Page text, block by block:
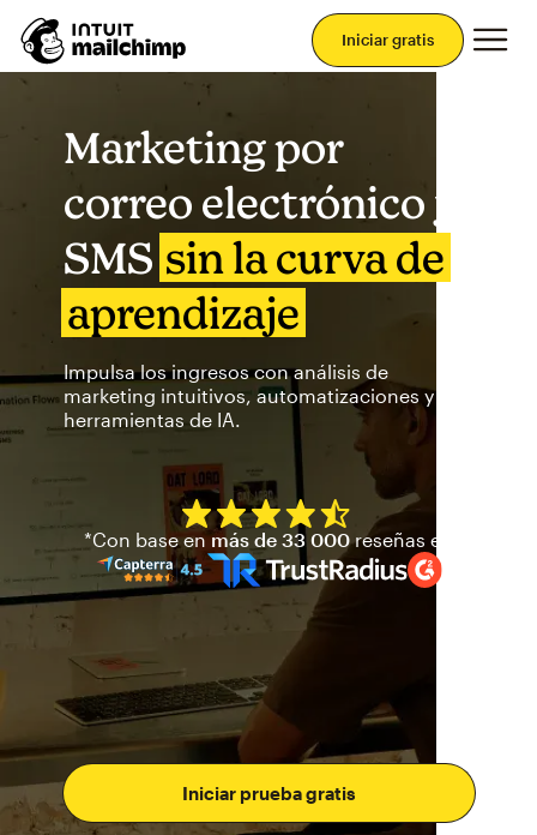
Iniciar gratis
Marketing por
correo electrónico y
SMS sin la curva de
aprendizaje
Impulsa los ingresos con análisis de
marketing intuitivos, automatizaciones y
herramientas de IA.
Iniciar prueba gratis
Mailchimp tiene una
*Con base enmás de 33 000reseñas en